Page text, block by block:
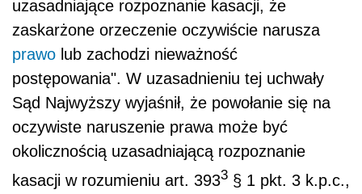
uzasadniające rozpoznanie kasacji, że
zaskarżone orzeczenie oczywiście narusza
prawo lub zachodzi nieważność
postępowania". W uzasadnieniu tej uchwały
Sąd Najwyższy wyjaśnił, że powołanie się na
oczywiste naruszenie prawa może być
okolicznością uzasadniającą rozpoznanie
kasacji w rozumieniu art. 3933 § 1 pkt. 3 k.p.c.,